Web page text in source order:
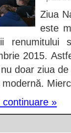
Ziua
este
renumitului
2015.
doar ziua
continuare »